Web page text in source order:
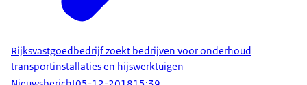
Rijksvastgoedbedrijf zoekt bedrijven voor onderhoud
transportinstallaties en hijswerktuigen